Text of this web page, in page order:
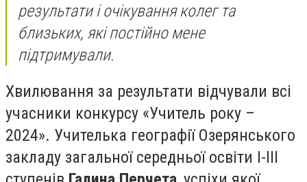
результати і очікування колег та
близьких, які постійно мене
підтримували.
Хвилювання за результати відчували всі
учасники конкурсу «Учитель року –
2024». Учителька географії Озерянського
закладу загальної середньої освіти І-ІІІ